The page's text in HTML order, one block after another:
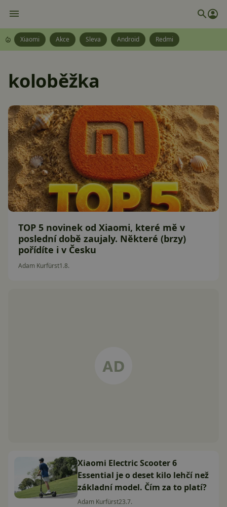
Xiaomi Akce Sleva Android Redmi
koloběžka
TOP 5 novinek od Xiaomi, které mě v
poslední době zaujaly. Některé (brzy)
pořídíte i v Česku
Adam Kurfürst1.8.
Xiaomi Electric Scooter 6
Essential je o deset kilo lehčí než
základní model. Čím za to platí?
Adam Kurfürst23.7.